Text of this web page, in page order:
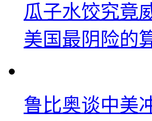
瓜子水饺究竟
美国最阴险的
鲁比奥谈中美